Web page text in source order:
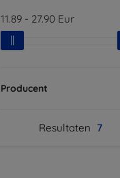
11.89 - 27.90 Eur
Producent
Resultaten 7